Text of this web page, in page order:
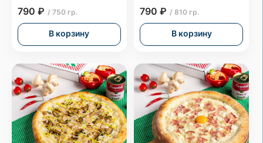
790 ₽ / 750 гр.
В корзину
790 ₽ / 810 гр.
В корзину